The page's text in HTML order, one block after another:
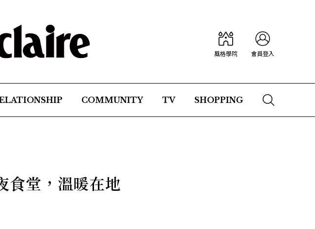
風格學院 會員登入
COMMUNITY TV SHOPPING
食堂，溫暖在地